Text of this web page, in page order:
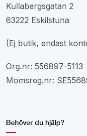
Kullabergsgatan 2
63222 Eskilstuna
(Ej butik, endast
Org.nr: 556897-5113
Momsreg.nr:
Behöver du hjälp?